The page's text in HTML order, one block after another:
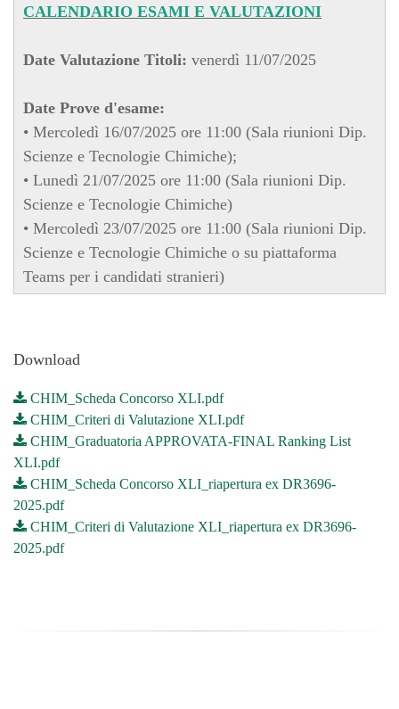
CALENDARIO ESAMI E VALUTAZIONI
Date Valutazione Titoli: venerdì 11/07/2025
Date Prove d'esame:
• Mercoledì 16/07/2025 ore 11:00 (Sala riunioni Dip.
Scienze e Tecnologie Chimiche);
• Lunedì 21/07/2025 ore 11:00 (Sala riunioni Dip.
Scienze e Tecnologie Chimiche)
• Mercoledì 23/07/2025 ore 11:00 (Sala riunioni Dip.
Scienze e Tecnologie Chimiche o su piattaforma
Teams per i candidati stranieri)
Download
CHIM_Scheda Concorso XLI.pdf
CHIM_Criteri di Valutazione XLI.pdf
CHIM_Graduatoria APPROVATA-FINAL Ranking List
XLI.pdf
CHIM_Scheda Concorso XLI_riapertura ex DR3696-
2025.pdf
CHIM_Criteri di Valutazione XLI_riapertura ex DR3696-
2025.pdf